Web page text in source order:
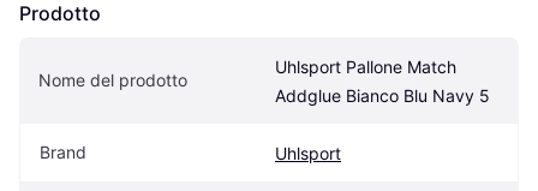
Prodotto
Nome del prodotto
Uhlsport Pallone Match
Addglue Bianco Blu Navy 5
Brand Uhlsport